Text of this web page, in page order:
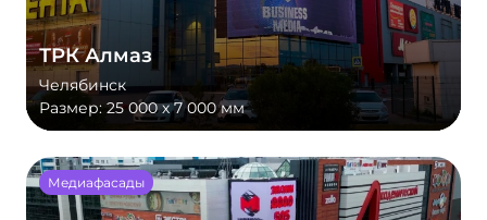
ТРК Алмаз
Челябинск
Размер: 25 000 х 7 000 мм
Медиафасады